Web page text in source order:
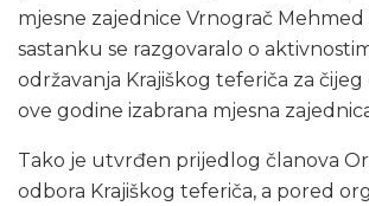
mjesne zajednice Vrnograč Mehmed
sastanku se razgovaralo o
održavanja Krajiškog teferiča za čijeg
ove godine izabrana mjesna
Tako je utvrđen prijedlog članova
odbora Krajiškog teferiča, a pored